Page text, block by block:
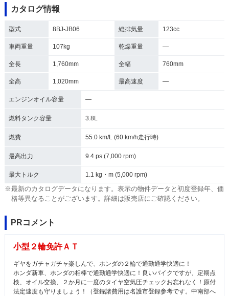
カタログ情報
型式 8BJ-JB06 総排気量 123cc
車両重量 107kg 乾燥重量 ―
全長 1,760mm 全幅 760mm
全高 1,020mm 最高速度 ―
エンジンオイル容量 ―
燃料タンク容量 3.8L
燃費 55.0 km/L (60 km/h走行時)
最高出力 9.4 ps (7,000 rpm)
最大トルク 1.1 kg・m (5,000 rpm)
※最新のカタログデータになります。表示の物件データと初度登録年、価
格等異なることがございます。詳細は販売店にご確認ください。
PRコメント
小型２輪免許ＡＴ
ギヤをガチャガチャ楽しんで、ホンダの２輪で通勤通学快適に！
ホンダ新車、ホンダの相棒で通勤通学快適に！良いバイクですが、定期点
検、オイル交換、２か月に一度のタイヤ空気圧チェックお忘れなく！原付
法定速度も守りましょう！（登録諸費用は名護市登録参考です。中南部へ